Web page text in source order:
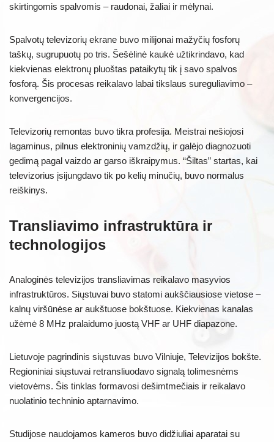
skirtingomis spalvomis – raudonai, žaliai ir mėlynai.
Spalvotų televizorių ekrane buvo milijonai mažyčių fosforų
taškų, sugrupuotų po tris. Šešėlinė kaukė užtikrindavo, kad
kiekvienas elektronų pluoštas pataikytų tik į savo spalvos
fosforą. Šis procesas reikalavo labai tikslaus sureguliavimo –
konvergencijos.
Televizorių remontas buvo tikra profesija. Meistrai nešiojosi
lagaminus, pilnus elektroninių vamzdžių, ir galėjo diagnozuoti
gedimą pagal vaizdo ar garso iškraipymus. “Šiltas” startas, kai
televizorius įsijungdavo tik po kelių minučių, buvo normalus
reiškinys.
Transliavimo infrastruktūra ir
technologijos
Analoginės televizijos transliavimas reikalavo masyvios
infrastruktūros. Siųstuvai buvo statomi aukščiausiose vietose –
kalnų viršūnėse ar aukštuose bokštuose. Kiekvienas kanalas
užėmė 8 MHz pralaidumo juostą VHF ar UHF diapazone.
Lietuvoje pagrindinis siųstuvas buvo Vilniuje, Televizijos bokšte.
Regioniniai siųstuvai retransliuodavo signalą tolimesnėms
vietovėms. Šis tinklas formavosi dešimtmečiais ir reikalavo
nuolatinio techninio aptarnavimo.
Studijose naudojamos kameros buvo didžiuliai aparatai su